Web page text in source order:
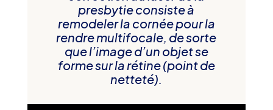
presbytie consiste à
remodeler la cornée pour la
rendre multifocale, de sorte
que l’image d’un objet se
forme sur la rétine (point de
netteté).